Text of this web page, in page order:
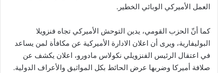
العمل الأميركي الوبائي الخطير.
كما أنّ الحزب القومي، يدين التوحش الأميركي تجاه فنزويلا
البوليفارية، ويرى أن اعلان الادارة الأميركية عن مكافأة لمن يساعد
في اعتقال الرئيس الفنزويلي نكولاس مادورو، اعلان يكشف عن
صلافة أميركا وضربها عرض الحائط بكل المواثيق والأعراف الدولية.